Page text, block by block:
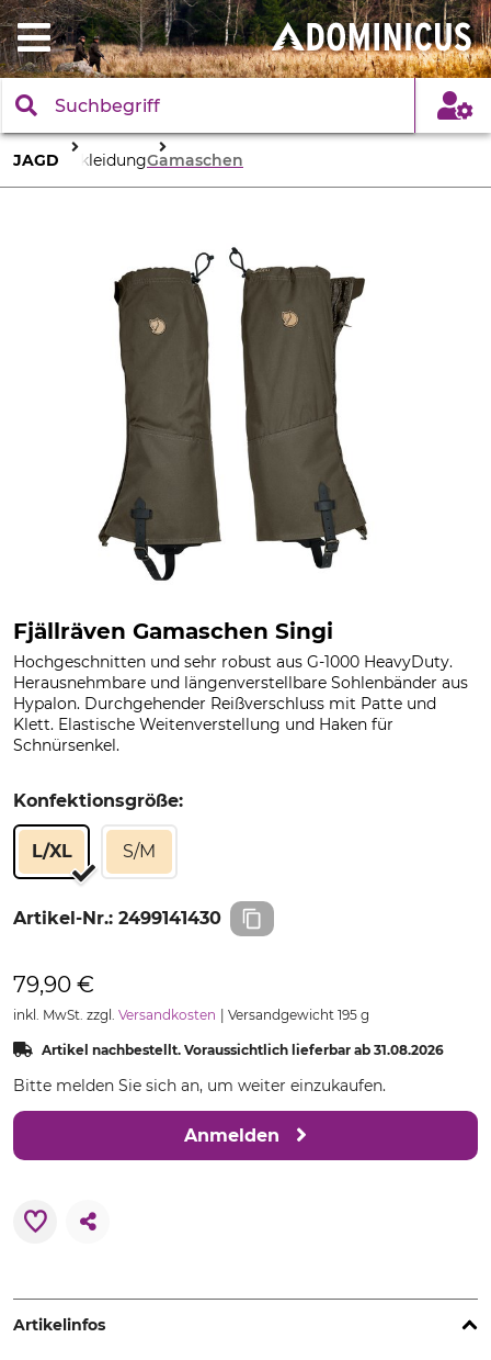
JAGD BekleidungGamaschen
Fjällräven Gamaschen Singi
Hochgeschnitten und sehr robust aus G-1000 HeavyDuty.
Herausnehmbare und längenverstellbare Sohlenbänder aus
Hypalon. Durchgehender Reißverschluss mit Patte und
Klett. Elastische Weitenverstellung und Haken für
Schnürsenkel.
Konfektionsgröße:
L/XL S/M
Artikel-Nr.: 2499141430
79,90 €
inkl. MwSt. zzgl. Versandkosten Versandgewicht 195 g
Artikel nachbestellt. Voraussichtlich lieferbar ab 31.08.2026
Bitte melden Sie sich an, um weiter einzukaufen.
Anmelden
Artikelinfos